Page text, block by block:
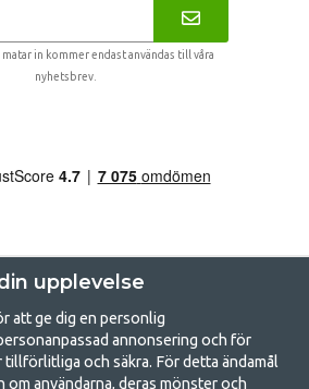
in kommer endast användas till våra
nyhetsbrev.
upplevelse
att ge dig en personlig
annonsering och för
tillförlitliga och säkra. För detta ändamål
om användarna, deras mönster och